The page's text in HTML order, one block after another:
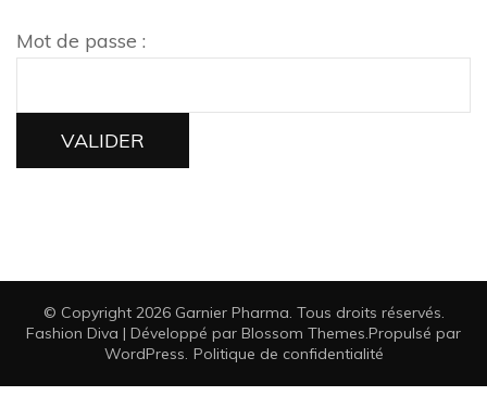
Mot de passe :
© Copyright 2026 Garnier Pharma. Tous droits réservés.
Fashion Diva | Développé par Blossom Themes.Propulsé par
WordPress. Politique de confidentialité